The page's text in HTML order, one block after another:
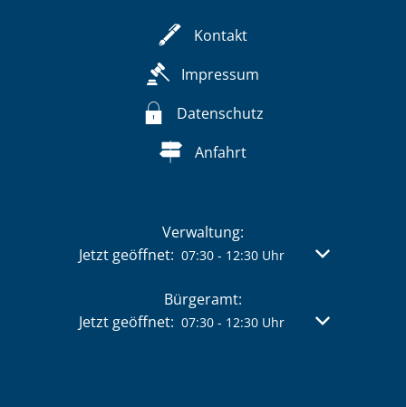
Kontakt
Impressum
Datenschutz
Anfahrt
Verwaltung:
Klicken, um weitere Öffnungs- oder
Jetzt geöffnet: 07:30- 12:30Uhr Von 07:30
Bürgeramt:
Klicken, um weitere Öffnungs- oder
Jetzt geöffnet: 07:30- 12:30Uhr Von 07:30